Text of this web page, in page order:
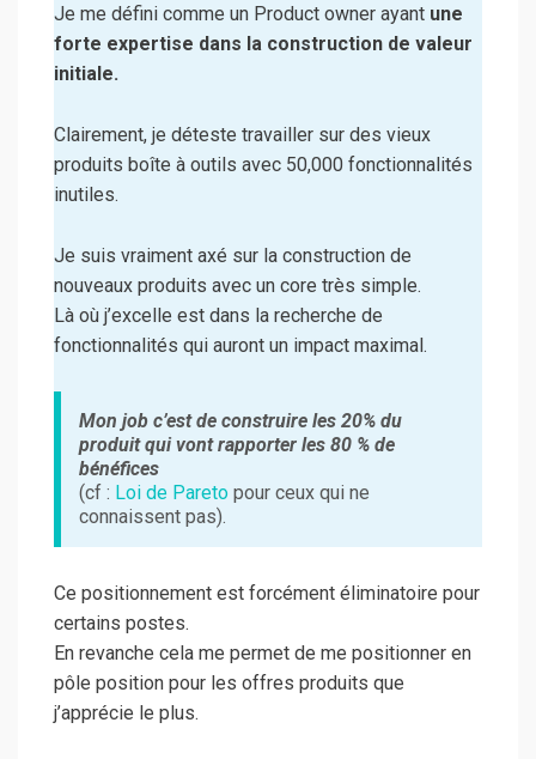
Je me défini comme un Product owner ayant une
forte expertise dans la construction de valeur
initiale.
Clairement, je déteste travailler sur des vieux
produits boîte à outils avec 50,000 fonctionnalités
inutiles.
Je suis vraiment axé sur la construction de
nouveaux produits avec un core très simple.
Là où j’excelle est dans la recherche de
fonctionnalités qui auront un impact maximal.
Mon job c’est de construire les 20% du
produit qui vont rapporter les 80 % de
bénéfices
(cf : Loi de Pareto pour ceux qui ne
connaissent pas).
Ce positionnement est forcément éliminatoire pour
certains postes.
En revanche cela me permet de me positionner en
pôle position pour les offres produits que
j’apprécie le plus.